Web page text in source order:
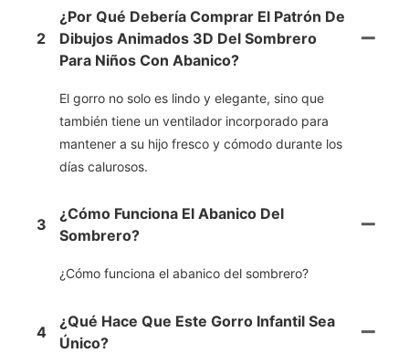
2
¿Por Qué Debería Comprar El Patrón De
Dibujos Animados 3D Del Sombrero
Para Niños Con Abanico?
El gorro no solo es lindo y elegante, sino que
también tiene un ventilador incorporado para
mantener a su hijo fresco y cómodo durante los
días calurosos.
3
¿Cómo Funciona El Abanico Del
Sombrero?
¿Cómo funciona el abanico del sombrero?
4
¿Qué Hace Que Este Gorro Infantil Sea
Único?